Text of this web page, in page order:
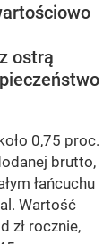
ostrą
0,75 proc.
brutto,
łańcuchu
Wartość
zł rocznie,